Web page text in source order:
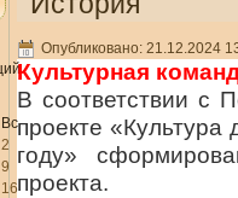
Вс
2
9
16
Опубликовано: 21.12.2024
Культурная
В соответствии с
проекте «Культура
году»
проекта.